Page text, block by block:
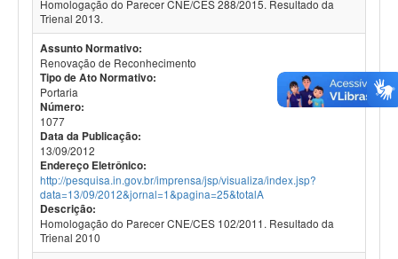
Homologação do Parecer CNE/CES 288/2015. Resultado da
Trienal 2013.
Assunto Normativo:
Renovação de Reconhecimento
Tipo de Ato Normativo:
Portaria
Número:
1077
Data da Publicação:
13/09/2012
Endereço Eletrônico:
http://pesquisa.in.gov.br/imprensa/jsp/visualiza/index.jsp?
data=13/09/2012&jornal=1&pagina=25&totalA
Descrição:
Homologação do Parecer CNE/CES 102/2011. Resultado da
Trienal 2010